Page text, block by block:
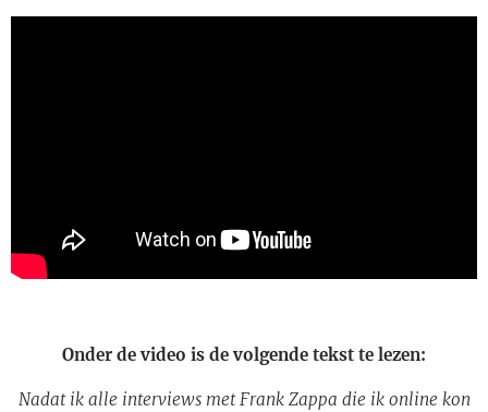
Onder de video is de volgende tekst te lezen:
Nadat ik alle interviews met Frank Zappa die ik online kon